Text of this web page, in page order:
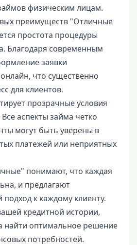
физическим лицам.
преимуществ "Отличные
простота процедуры
Благодаря современным
заявки
что существенно
для клиентов.
прозрачные условия
аспекты займа четко
могут быть уверены в
платежей или неприятных
понимают, что каждая
и предлагают
к каждому клиенту.
кредитной истории,
найти оптимальное решение
потребностей.